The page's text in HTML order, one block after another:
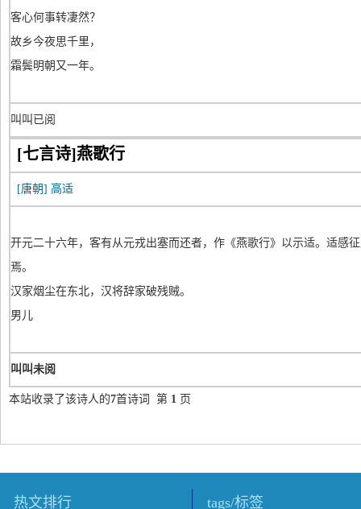
客心何事转凄然？
故乡今夜思千里，
霜鬓明朝又一年。
叫叫已阅
[七言诗]燕歌行
[唐朝] 高适
开元二十六年，客有从元戎出塞而还者，作《燕歌行》以示适。适感
焉。
汉家烟尘在东北，汉将辞家破残贼。
男儿
叫叫未阅
本站收录了该诗人的7首诗词 第 1 页
热文排行 tags/标签